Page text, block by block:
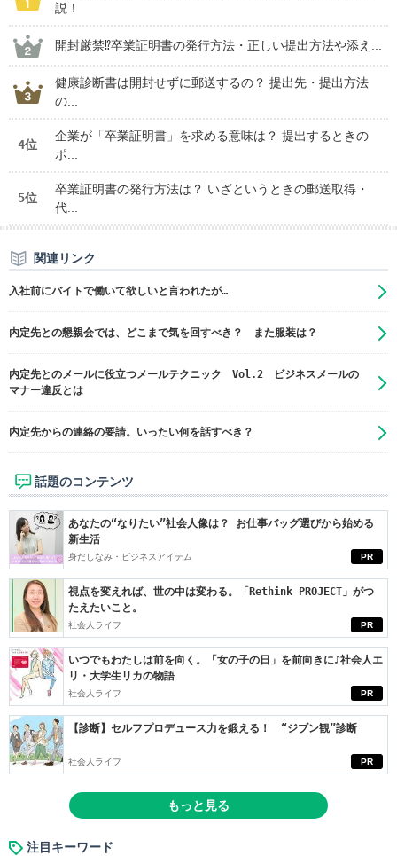
説！
開封厳禁⁉卒業証明書の発行方法・正しい提出方法や添え...
健康診断書は開封せずに郵送するの？ 提出先・提出方法
の...
4位
企業が「卒業証明書」を求める意味は？ 提出するときの
ポ...
5位
卒業証明書の発行方法は？ いざというときの郵送取得・
代...
関連リンク
入社前にバイトで働いて欲しいと言われたが…
内定先との懇親会では、どこまで気を回すべき？ また服装は？
内定先とのメールに役立つメールテクニック Vol.2 ビジネスメールの
マナー違反とは
内定先からの連絡の要請。いったい何を話すべき？
話題のコンテンツ
PR
あなたの“なりたい”社会人像は？ お仕事バッグ選びから始める
新生活
身だしなみ・ビジネスアイテム
PR
視点を変えれば、世の中は変わる。「Rethink PROJECT」がつ
たえたいこと。
社会人ライフ
PR
いつでもわたしは前を向く。「女の子の日」を前向きに♪社会人エ
リ・大学生リカの物語
社会人ライフ
PR
【診断】セルフプロデュース力を鍛える！ “ジブン観”診断
社会人ライフ
もっと見る
注目キーワード